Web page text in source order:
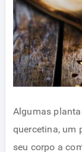
Algumas
quercetina, um
seu corpo a